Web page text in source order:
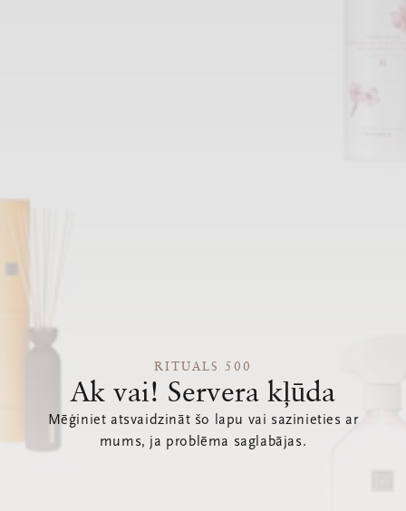
RITUALS 500
Ak vai! Servera kļūda
Mēģiniet atsvaidzināt šo lapu vai sazinieties ar
mums, ja problēma saglabājas.